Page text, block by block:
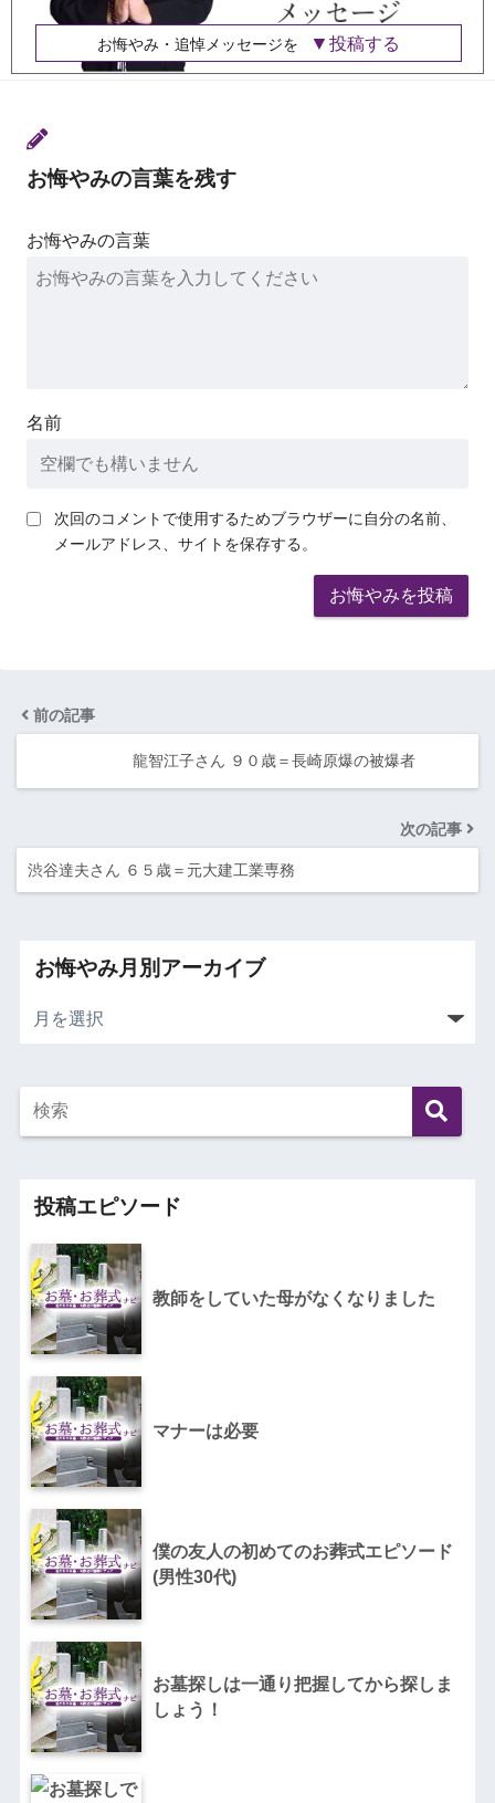
お悔やみ・追悼メッセージを 投稿する
お悔やみの言葉を残す
お悔やみの言葉
名前
次回のコメントで使用するためブラウザーに自分の名前、
メールアドレス、サイトを保存する。
前の記事
龍智江子さん ９０歳＝長崎原爆の被爆者
次の記事
渋谷達夫さん ６５歳＝元大建工業専務
お悔やみ月別アーカイブ
投稿エピソード
教師をしていた母がなくなりました
マナーは必要
僕の友人の初めてのお葬式エピソード
(男性30代)
お墓探しは一通り把握してから探しま
しょう！